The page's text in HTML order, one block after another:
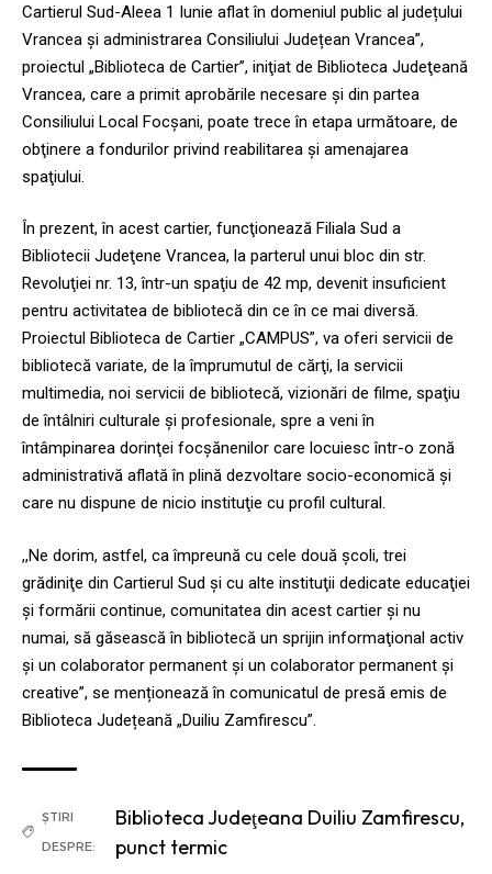
Cartierul Sud-Aleea 1 Iunie aflat în domeniul public al județului
Vrancea și administrarea Consiliului Județean Vrancea”,
proiectul „Biblioteca de Cartier”, iniţiat de Biblioteca Judeţeană
Vrancea, care a primit aprobările necesare şi din partea
Consiliului Local Focşani, poate trece în etapa următoare, de
obţinere a fondurilor privind reabilitarea şi amenajarea
spaţiului.
În prezent, în acest cartier, funcţionează Filiala Sud a
Bibliotecii Judeţene Vrancea, la parterul unui bloc din str.
Revoluţiei nr. 13, într-un spaţiu de 42 mp, devenit insuficient
pentru activitatea de bibliotecă din ce în ce mai diversă.
Proiectul Biblioteca de Cartier „CAMPUS”, va oferi servicii de
bibliotecă variate, de la împrumutul de cărţi, la servicii
multimedia, noi servicii de bibliotecă, vizionări de filme, spaţiu
de întâlniri culturale şi profesionale, spre a veni în
întâmpinarea dorinţei focşănenilor care locuiesc într-o zonă
administrativă aflată în plină dezvoltare socio-economică şi
care nu dispune de nicio instituţie cu profil cultural.
,,Ne dorim, astfel, ca împreună cu cele două şcoli, trei
grădiniţe din Cartierul Sud şi cu alte instituţii dedicate educaţiei
şi formării continue, comunitatea din acest cartier şi nu
numai, să găsească în bibliotecă un sprijin informaţional activ
şi un colaborator permanent şi un colaborator permanent şi
creative”, se menționează în comunicatul de presă emis de
Biblioteca Județeană „Duiliu Zamfirescu”.
ȘTIRI
DESPRE:
Biblioteca Judeţeana Duiliu Zamfirescu,
punct termic